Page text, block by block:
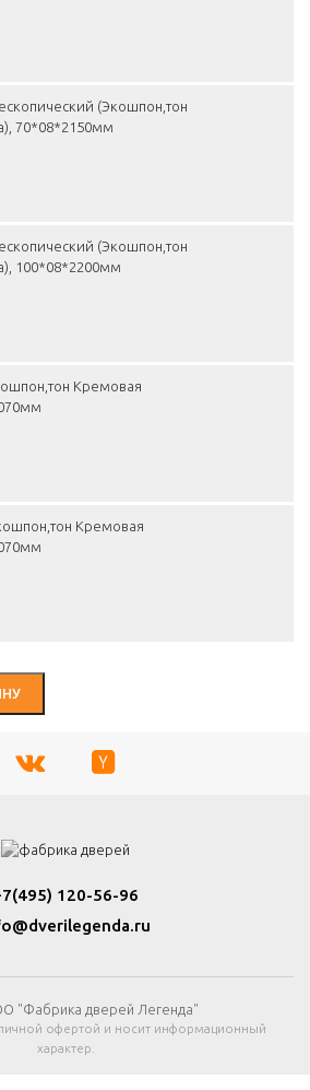
(Экошпон,тон
70*08*2150мм
(Экошпон,тон
100*08*2200мм
Кремовая
Кремовая
120-56-96
"Фабрика дверей Легенда"
офертой и носит информационный
характер.